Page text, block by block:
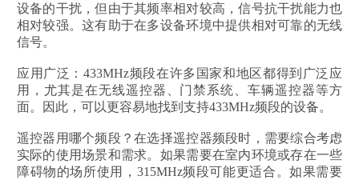
设备的干扰，但由于其频率相对较高，信号抗干扰能力也
相对较强。这有助于在多设备环境中提供相对可靠的无线
信号。
应用广泛：433MHz频段在许多国家和地区都得到广泛应
用，尤其是在无线遥控器、门禁系统、车辆遥控器等方
面。因此，可以更容易地找到支持433MHz频段的设备。
遥控器用哪个频段？在选择遥控器频段时，需要综合考虑
实际的使用场景和需求。如果需要在室内环境或存在一些
障碍物的场所使用，315MHz频段可能更适合。如果需要